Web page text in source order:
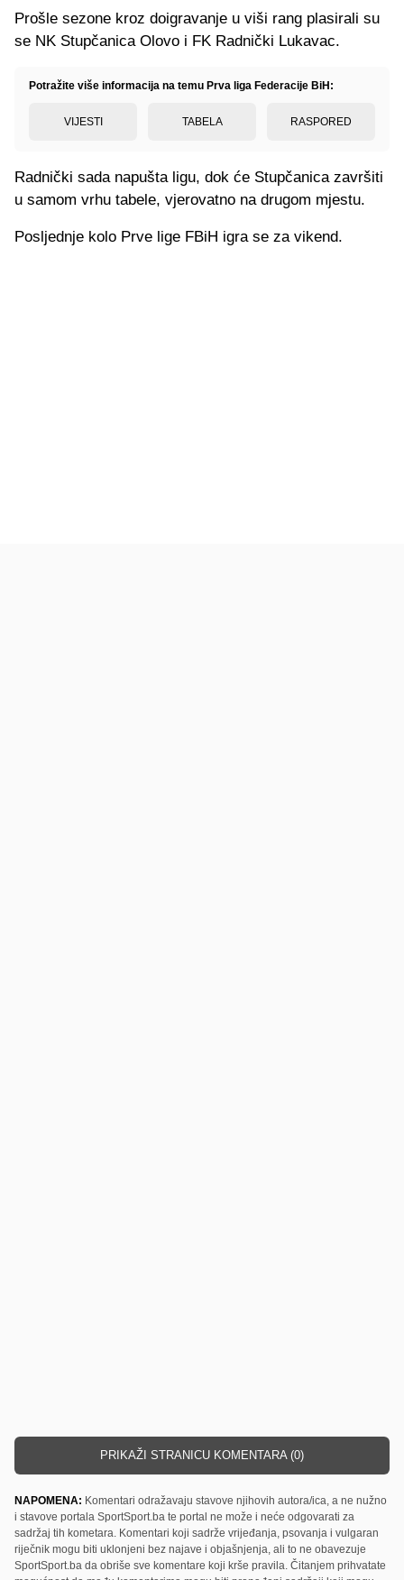
Prošle sezone kroz doigravanje u viši rang plasirali su
se NK Stupčanica Olovo i FK Radnički Lukavac.
Potražite više informacija na temu Prva liga Federacije BiH:
VIJESTI TABELA RASPORED
Radnički sada napušta ligu, dok će Stupčanica završiti
u samom vrhu tabele, vjerovatno na drugom mjestu.
Posljednje kolo Prve lige FBiH igra se za vikend.
PRIKAŽI STRANICU KOMENTARA (0)
NAPOMENA: Komentari odražavaju stavove njihovih autora/ica, a ne nužno
i stavove portala SportSport.ba te portal ne može i neće odgovarati za
sadržaj tih kometara. Komentari koji sadrže vrijeđanja, psovanja i vulgaran
riječnik mogu biti uklonjeni bez najave i objašnjenja, ali to ne obavezuje
SportSport.ba da obriše sve komentare koji krše pravila. Čitanjem prihvatate